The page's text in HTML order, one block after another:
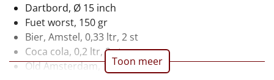
Vrouwen
Duurzaam
Leuke
Dartbord, Ø 15 inch
Fuet worst, 150 gr
Bier, Amstel, 0,33 ltr, 2 st
Coca cola, 0,2 ltr, 2 st
Old Amsterdam, 150 grToon meer